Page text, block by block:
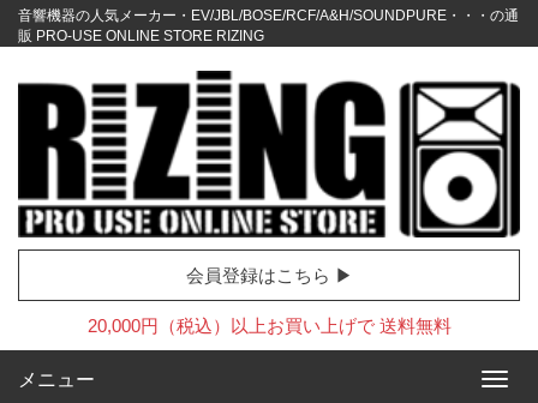
音響機器の人気メーカー・EV/JBL/BOSE/RCF/A&H/SOUNDPURE・・・の通
販 PRO-USE ONLINE STORE RIZING
会員登録はこちら ▶
20,000円（税込）以上お買い上げで 送料無料
メニュー